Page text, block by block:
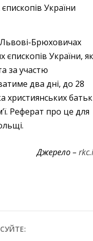
Львові-Брюховичах
України,
за участю
два дні, до 28
Реферат про це для
Джерело –